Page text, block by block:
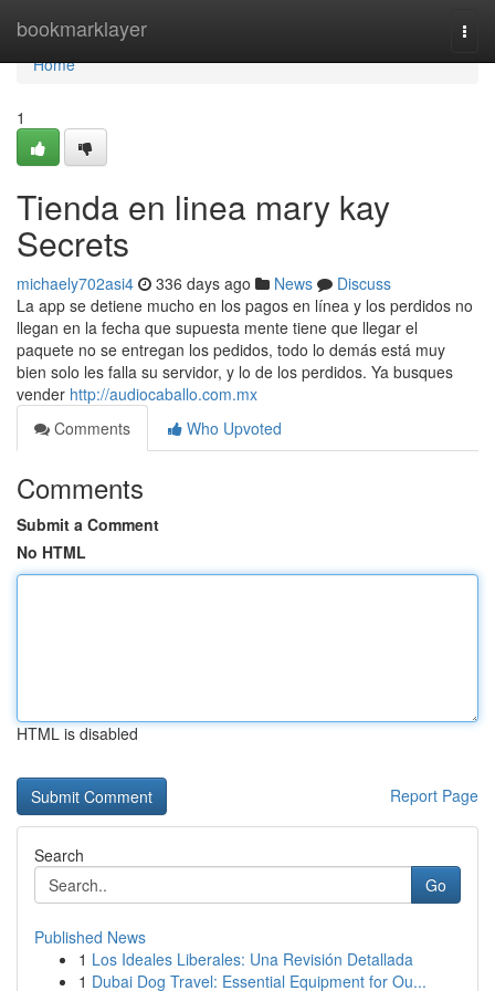
bookmarklayer
Home
Home
1
Tienda en linea mary kay
Secrets
michaely702asi4 336 days ago News
Discuss
La app se detiene mucho en los pagos en línea y los perdidos no
llegan en la fecha que supuesta mente tiene que llegar el
paquete no se entregan los pedidos, todo lo demás está muy
bien solo les falla su servidor, y lo de los perdidos. Ya busques
vender http://audiocaballo.com.mx
Comments
Who Upvoted
Comments
Submit a Comment
No HTML
HTML is disabled
Report Page
Search
Go
Published News
1 Los Ideales Liberales: Una Revisión Detallada
1 Dubai Dog Travel: Essential Equipment for Ou...